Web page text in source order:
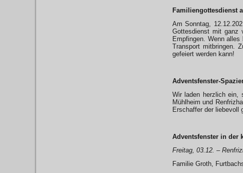
Familiengottesdienst
Am Sonntag,
Gottesdienst mit ganz
Empfingen. Wenn
Transport mitbringen.
gefeiert werden kann!
Adventsfenster-
Wir laden herzlich ein,
Mühlheim und
Erschaffer der liebevoll
Adventsfenster in der
Freitag, 03.12. –
Familie Groth,